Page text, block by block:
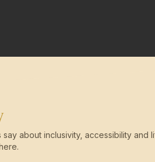
about inclusivity, accessibility and